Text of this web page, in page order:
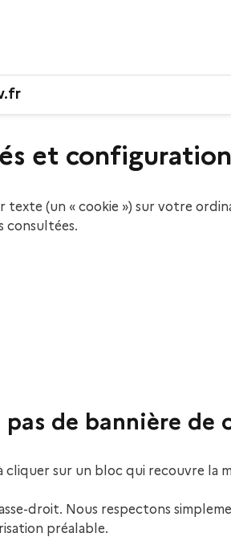
et
texte (un « cookie ») sur votre
consultées.
de bannière
à cliquer sur un bloc qui recouvre
droit. Nous respectons
préalable.